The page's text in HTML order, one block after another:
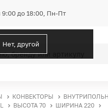
до 18:00, Пн-Пт
Нет, другой
КОНВЕКТОРЫ
ВЫСОТА 70
ШИРИНА 220